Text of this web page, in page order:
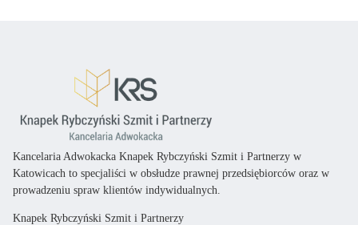
Kancelaria Adwokacka Knapek Rybczyński Szmit i Partnerzy w
Katowicach to specjaliści w obsłudze prawnej przedsiębiorców oraz w
prowadzeniu spraw klientów indywidualnych.
Knapek Rybczyński Szmit i Partnerzy